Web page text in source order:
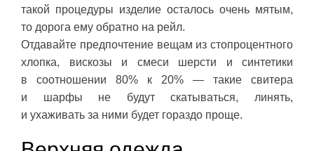
такой процедуры изделие осталось очень мятым,
то дорога ему обратно на рейл.
Отдавайте предпочтение вещам из стопроцентного
хлопка, вискозы и смеси шерсти и синтетики
в соотношении 80% к 20% — такие свитера
и шарфы не будут скатываться, линять,
и ухаживать за ними будет гораздо проще.